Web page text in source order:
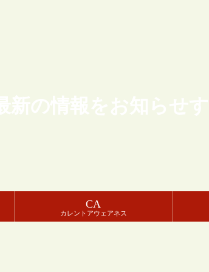
新の情報をお知らせ
CA
カレントアウェアネス